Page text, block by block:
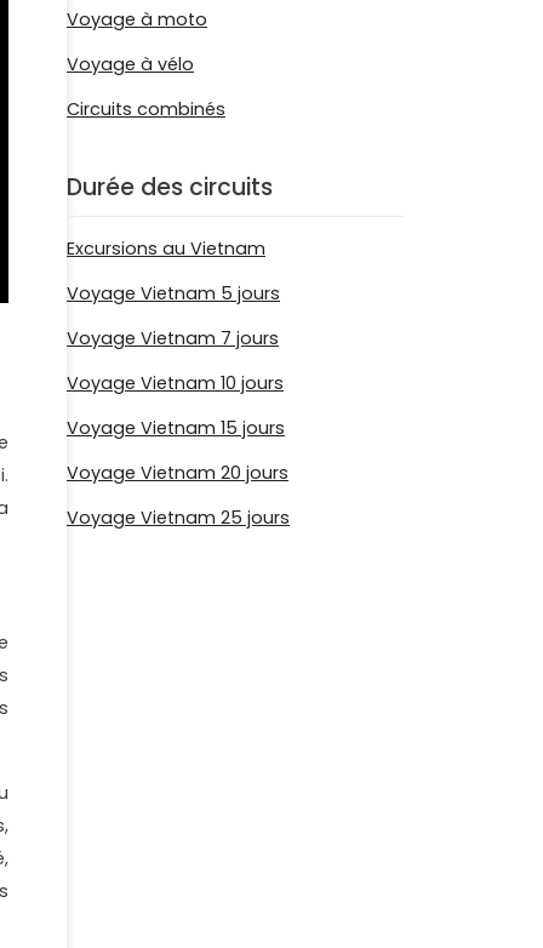
Voyage à moto
Voyage à vélo
Circuits combinés
Durée des circuits
Excursions au Vietnam
Voyage Vietnam 5 jours
Voyage Vietnam 7 jours
Voyage Vietnam 10 jours
Voyage Vietnam 15 jours
Voyage Vietnam 20 jours
Voyage Vietnam 25 jours